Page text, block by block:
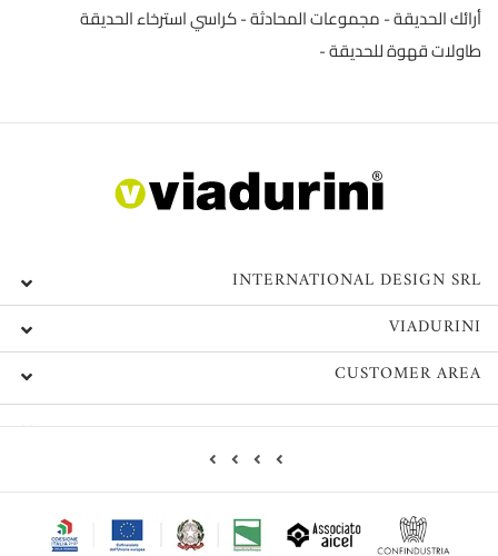
كراسي استرخاء الحديقة مجموعات المحادثة أرائك الحديقة
طاولات قهوة للحديقة
INTERNATIONAL DESIGN SRL
VIADURINI
CUSTOMER AREA